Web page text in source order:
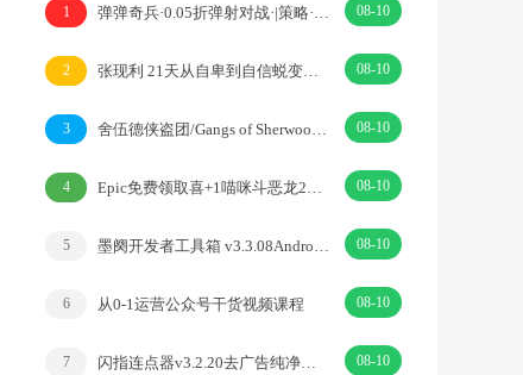
1 弹弹奇兵·0.05折弹射对战·|策略·射击 08-10
2 张现利 21天从自卑到自信蜕变计划人性心理 08-10
3 舍伍德侠盗团/Gangs of Sherwood动作冒险 08-10
4 Epic免费领取喜+1喵咪斗恶龙2角色扮演游戏 08-10
5 墨阕开发者工具箱 v3.3.08Android设备管理 08-10
6 从0-1运营公众号干货视频课程 08-10
7 闪指连点器v3.2.20去广告纯净版解放双手 08-10